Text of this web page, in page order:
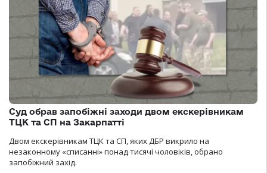
Суд обрав запобіжні заходи двом екскерівникам
ТЦК та СП на Закарпатті
Двом екскерівникам ТЦК та СП, яких ДБР викрило на
незаконному «списанні» понад тисячі чоловіків, обрано
запобіжний захід.